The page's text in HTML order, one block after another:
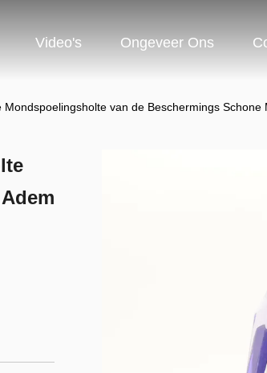
Video's Ongeveer Ons
van de Beschermings Schone